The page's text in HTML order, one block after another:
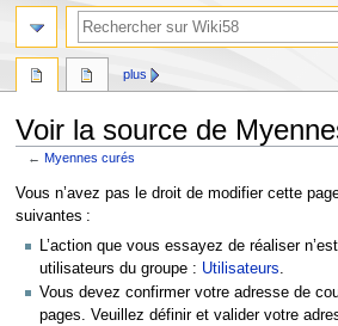
Voir la source de
←Myennes curés
Aller
à
navigation
Aller
à
recherche
Vous n’avez pas le droit de modifier cette
suivantes :
L’action que vous essayez de réaliser
utilisateurs du groupe : Utilisateurs.
Vous devez confirmer votre adresse de
pages. Veuillez définir et valider votre
plus